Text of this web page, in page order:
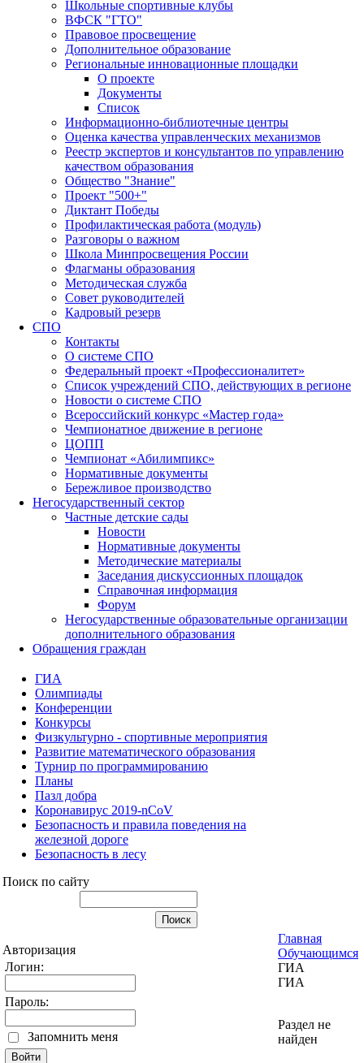
Школьные спортивные клубы
ВФСК "ГТО"
Правовое просвещение
Дополнительное образование
Региональные инновационные площадки
О проекте
Документы
Список
Информационно-библиотечные центры
Оценка качества управленческих механизмов
Реестр экспертов и консультантов по управлению
качеством образования
Общество "Знание"
Проект "500+"
Диктант Победы
Профилактическая работа (модуль)
Разговоры о важном
Школа Минпросвещения России
Флагманы образования
Методическая служба
Совет руководителей
Кадровый резерв
СПО
Контакты
О системе СПО
Федеральный проект «Профессионалитет»
Список учреждений СПО, действующих в регионе
Новости о системе СПО
Всероссийский конкурс «Мастер года»
Чемпионатное движение в регионе
ЦОПП
Чемпионат «Абилимпикс»
Нормативные документы
Бережливое производство
Негосударственный сектор
Частные детские сады
Новости
Нормативные документы
Методические материалы
Заседания дискуссионных площадок
Справочная информация
Форум
Негосударственные образовательные организации
дополнительного образования
Обращения граждан
ГИА
Олимпиады
Конференции
Конкурсы
Физкультурно - спортивные мероприятия
Развитие математического образования
Турнир по программированию
Планы
Пазл добра
Коронавирус 2019-nCoV
Безопасность и правила поведения на
железной дороге
Безопасность в лесу
Поиск по сайту
Авторизация
Логин:
Пароль:
Запомнить меня
Главная
Обучающимся
ГИА
ГИА
Раздел не
найден